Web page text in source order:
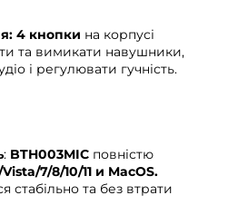
4 кнопки на корпусі
та вимикати навушники,
і регулювати гучність.
: BTH003MIC повністю
7/8/10/11 и MacOS.
стабільно та без втрати